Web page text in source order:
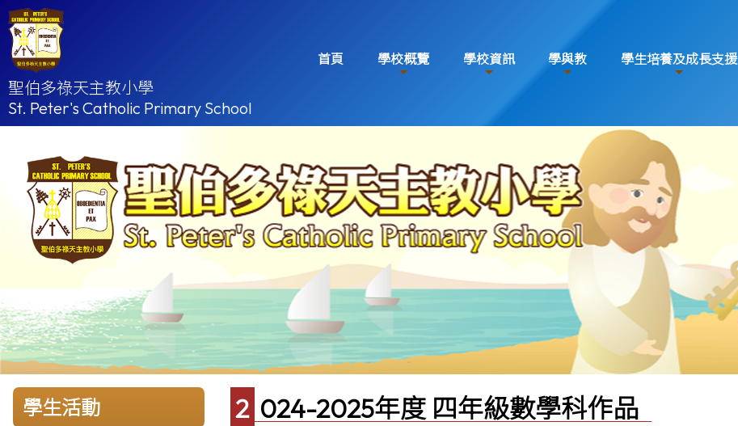
聖伯多祿天主教小學
St. Peter's Catholic Primary School
首頁 學校概覽 學校資訊 學與教 學生培養及成長支援
學生活動
2024-2025年度 四年級數學科作品